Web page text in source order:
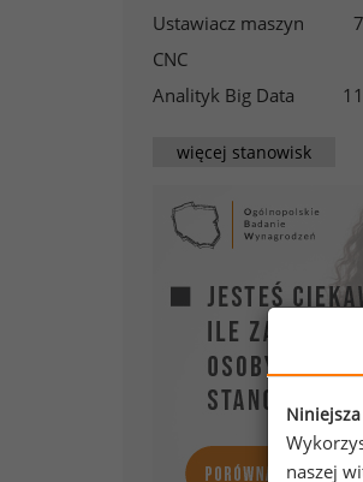
Ustawiacz maszyn
CNC
Analityk Big Data
więcej stanowisk
naszej